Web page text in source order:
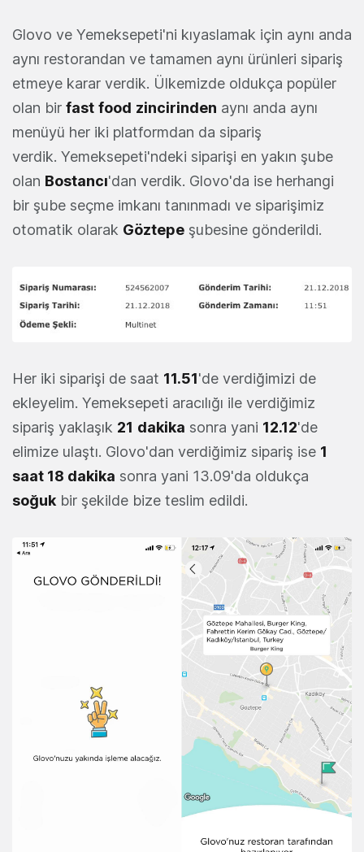
Glovo ve Yemeksepeti'ni kıyaslamak için aynı anda
aynı restorandan ve tamamen aynı ürünleri sipariş
etmeye karar verdik. Ülkemizde oldukça popüler
olan bir fast food zincirinden aynı anda aynı
menüyü her iki platformdan da sipariş
verdik. Yemeksepeti'ndeki siparişi en yakın şube
olan Bostancı'dan verdik. Glovo'da ise herhangi
bir şube seçme imkanı tanınmadı ve siparişimiz
otomatik olarak Göztepe şubesine gönderildi.
Her iki siparişi de saat 11.51'de verdiğimizi de
ekleyelim. Yemeksepeti aracılığı ile verdiğimiz
sipariş yaklaşık 21 dakika sonra yani 12.12'de
elimize ulaştı. Glovo'dan verdiğimiz sipariş ise 1
saat 18 dakika sonra yani 13.09'da oldukça
soğuk bir şekilde bize teslim edildi.